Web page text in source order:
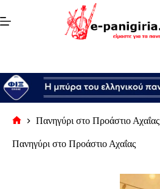
στο
περιεχόμενο
σελίδα
Πανηγύρι στο Προάστιο Αχαΐας
Πανηγύρι στο Προάστιο Αχαΐας